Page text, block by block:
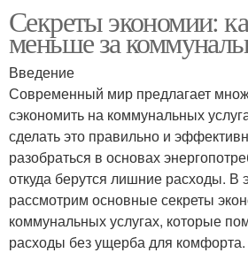
Секреты экономии:
меньше за
Введение
Современный мир предлагает
сэкономить на коммунальных
сделать это правильно и
разобраться в основах
откуда берутся лишние расходы. В
рассмотрим основные секреты
коммунальных услугах, которые
расходы без ущерба для комфорта.